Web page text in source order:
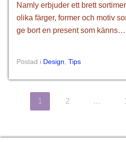
Namly erbjuder ett brett
olika färger, former och motiv
ge bort en present som känns…
Postad i Design ,Tips
1 2 …